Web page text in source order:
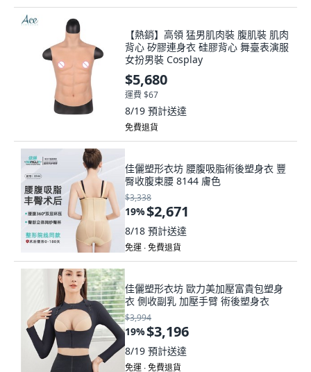
【熱銷】高領 猛男肌肉裝 腹肌裝 肌肉
背心 矽膠連身衣 硅膠背心 舞臺表演服
女扮男裝 Cosplay
$5,680
運費 $67
8/19 預計送達
免費退貨
佳儷塑形衣坊 腰腹吸脂術後塑身衣 豐
臀收腹束腰 8144 膚色
$3,338
19%$2,671
8/18 預計送達
免運 ∙ 免費退貨
佳儷塑形衣坊 歐力美加壓富貴包塑身
衣 側收副乳 加壓手臂 術後塑身衣
$3,994
19%$3,196
8/19 預計送達
免運 ∙ 免費退貨